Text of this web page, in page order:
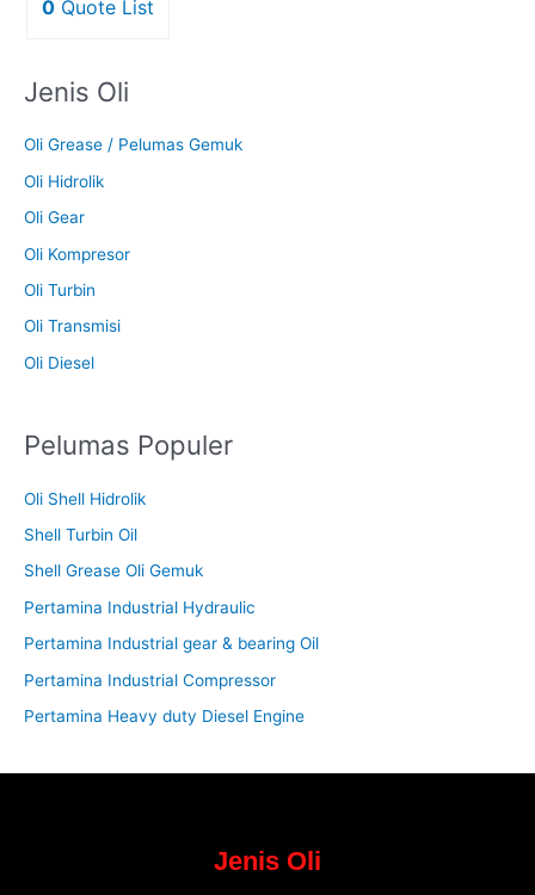
0 Quote List
Jenis Oli
Oli Grease / Pelumas Gemuk
Oli Hidrolik
Oli Gear
Oli Kompresor
Oli Turbin
Oli Transmisi
Oli Diesel
Pelumas Populer
Oli Shell Hidrolik
Shell Turbin Oil
Shell Grease Oli Gemuk
Pertamina Industrial Hydraulic
Pertamina Industrial gear & bearing Oil
Pertamina Industrial Compressor
Pertamina Heavy duty Diesel Engine
Jenis Oli